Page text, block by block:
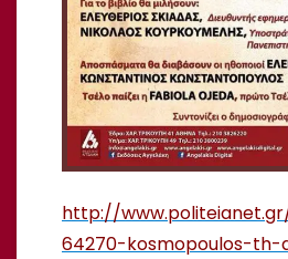
http://
64270-kosmopoulos-th-